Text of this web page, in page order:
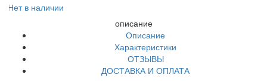
Нет в наличии
описание
Описание
Характеристики
ОТЗЫВЫ
ДОСТАВКА И ОПЛАТА